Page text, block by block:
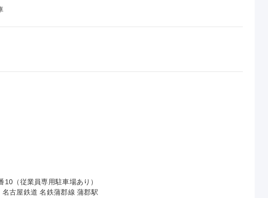
（従業員専用駐車場あり）
古屋鉄道 名鉄蒲郡線 蒲郡駅